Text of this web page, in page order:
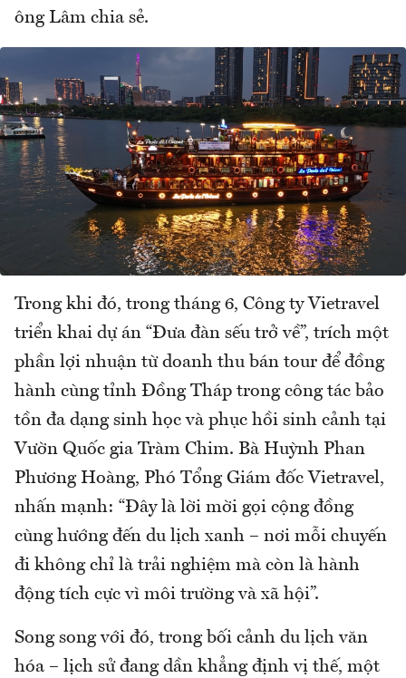
ông Lâm chia sẻ.
Trong khi đó, trong tháng 6, Công ty Vietravel
triển khai dự án “Đưa đàn sếu trở về”, trích một
phần lợi nhuận từ doanh thu bán tour để đồng
hành cùng tỉnh Đồng Tháp trong công tác bảo
tồn đa dạng sinh học và phục hồi sinh cảnh tại
Vườn Quốc gia Tràm Chim. Bà Huỳnh Phan
Phương Hoàng, Phó Tổng Giám đốc Vietravel,
nhấn mạnh: “Đây là lời mời gọi cộng đồng
cùng hướng đến du lịch xanh – nơi mỗi chuyến
đi không chỉ là trải nghiệm mà còn là hành
động tích cực vì môi trường và xã hội”.
Song song với đó, trong bối cảnh du lịch văn
hóa – lịch sử đang dần khẳng định vị thế, một